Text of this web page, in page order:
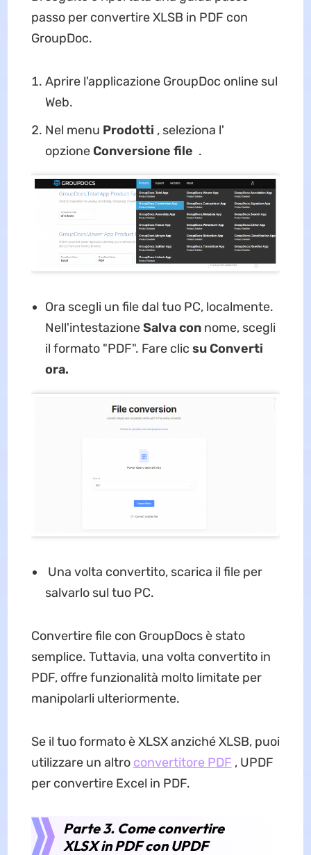
passo per convertire XLSB in PDF con
GroupDoc.
Aprire l'applicazione GroupDoc online sul
Web.
Nel menu Prodotti , seleziona l'
opzione Conversione file .
Ora scegli un file dal tuo PC, localmente.
Nell'intestazioneSalva connome, scegli
il formato "PDF". Fare clic su Converti
ora.
Una volta convertito, scarica il file per
salvarlo sul tuo PC.
Convertire file con GroupDocs è stato
semplice. Tuttavia, una volta convertito in
PDF, offre funzionalità molto limitate per
manipolarli ulteriormente.
Se il tuo formato è XLSX anziché XLSB, puoi
utilizzare un altro convertitore PDF , UPDF
per convertire Excel in PDF.
Parte 3. Come convertire
XLSX in PDF con UPDF